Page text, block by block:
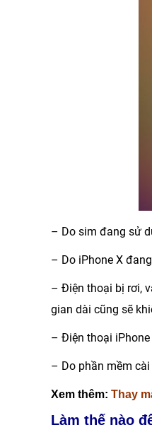
– Do sim đang sử
– Do iPhone X
– Điện thoại bị rơi,
gian dài cũng sẽ
– Điện thoại
– Do phần mềm
Xem thêm: Thay
Làm thế nào